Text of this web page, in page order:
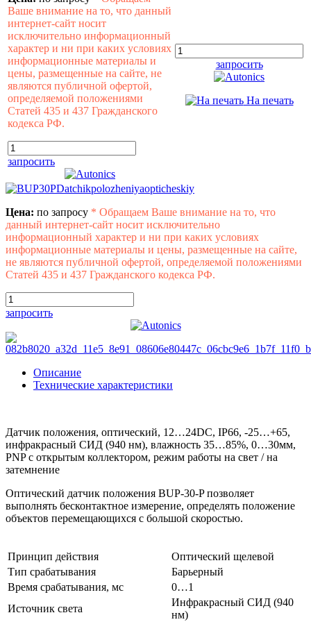
Ваше внимание на то, что данный
интернет-сайт носит
исключительно информационный
характер и ни при каких условиях
информационные материалы и
цены, размещенные на сайте, не
являются публичной офертой,
определяемой положениями
Статей 435 и 437 Гражданского
кодекса РФ.
запросить
запросить
На печать
Цена: по запросу * Обращаем Ваше внимание на то, что
данный интернет-сайт носит исключительно
информационный характер и ни при каких условиях
информационные материалы и цены, размещенные на сайте,
не являются публичной офертой, определяемой положениями
Статей 435 и 437 Гражданского кодекса РФ.
запросить
Описание
Технические характеристики
Датчик положения, оптический, 12…24DC, IP66, -25…+65,
инфракрасный СИД (940 нм), влажность 35…85%, 0…30мм,
PNP с открытым коллектором, режим работы на свет / на
затемнение
Оптический датчик положения BUP-30-P позволяет
выполнять бесконтактное измерение, определять положение
объектов перемещающихся с большой скоростью.
Принцип действия
Оптический щелевой
Тип срабатывания
Барьерный
Время срабатывания, мс
0…1
Источник света
Инфракрасный СИД (940
нм)